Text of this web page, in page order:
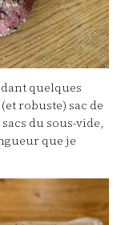
quelques
robuste) sac de
du sous-vide,
que je